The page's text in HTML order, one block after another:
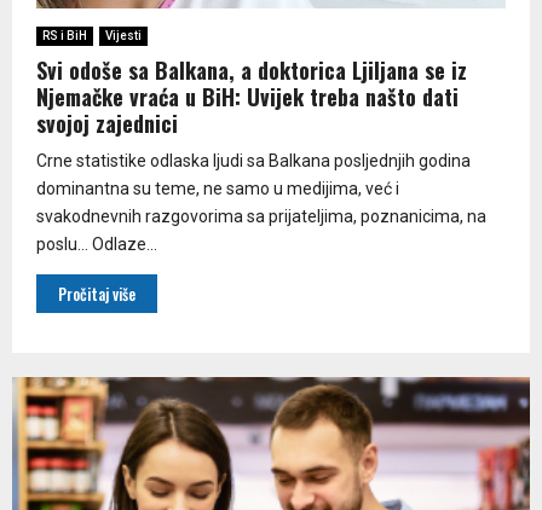
RS i BiH Vijesti
Svi odoše sa Balkana, a doktorica Ljiljana se iz
Njemačke vraća u BiH: Uvijek treba našto dati
svojoj zajednici
Crne statistike odlaska ljudi sa Balkana posljednjih godina
dominantna su teme, ne samo u medijima, već i
svakodnevnih razgovorima sa prijateljima, poznanicima, na
poslu… Odlaze...
Pročitaj više